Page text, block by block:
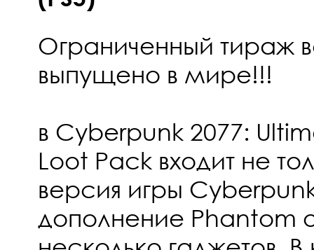
Ограниченный тираж
выпущено в мире!!!
в Cyberpunk 2077:
Loot Pack входит не
версия игры
дополнение Phantom